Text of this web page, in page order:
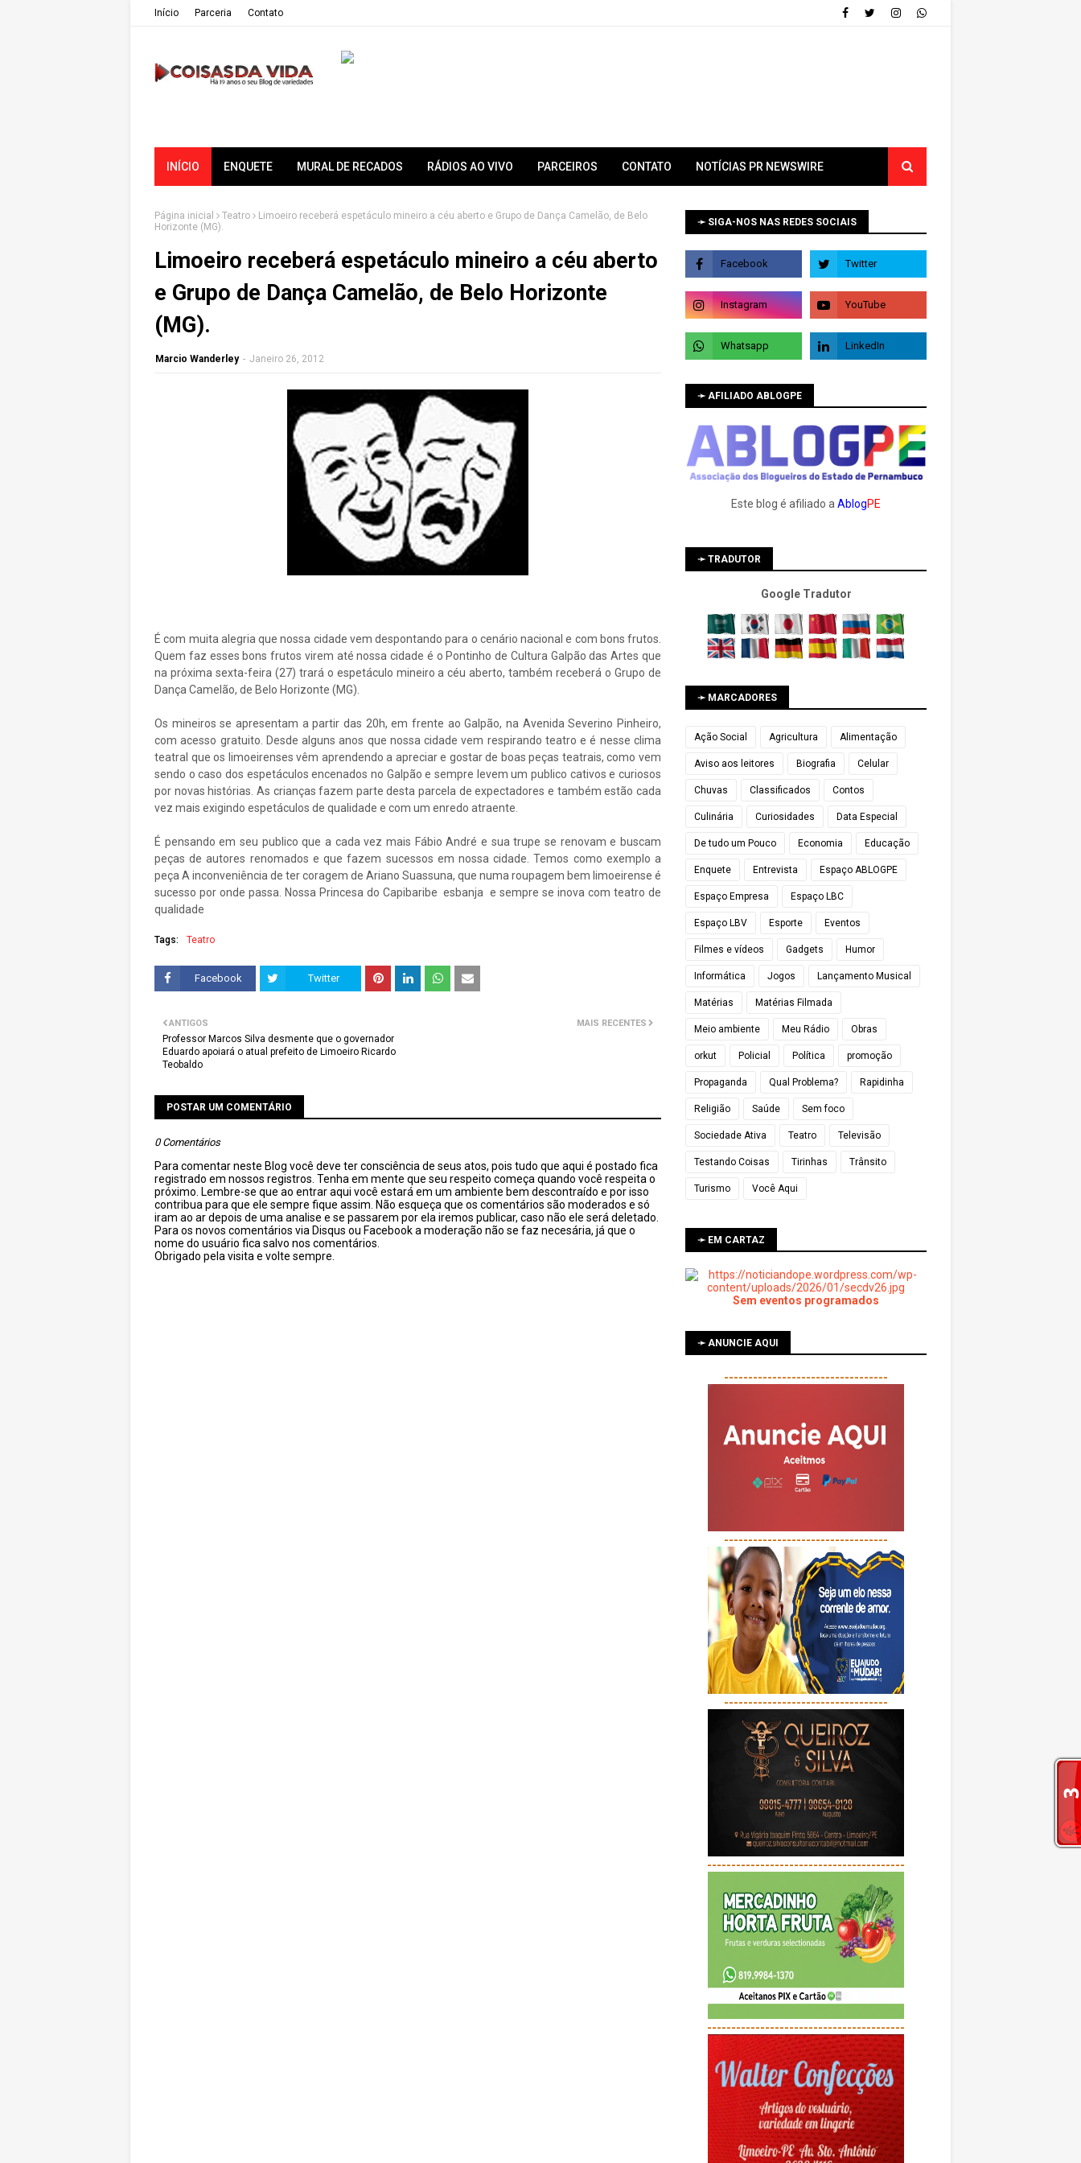
Iní­cio Parceria Contato
INÍCIO ENQUETE MURAL DE RECADOS RÁDIOS AO VIVO PARCEIROS CONTATO NOTÍCIAS PR NEWSWIRE
Página inicial Teatro
Limoeiro receberá espetáculo mineiro a céu aberto e Grupo de Dança Camelão, de Belo
Horizonte (MG).
Limoeiro receberá espetáculo mineiro a céu aberto
e Grupo de Dança Camelão, de Belo Horizonte
(MG).
Marcio Wanderley - Janeiro 26, 2012
É com muita alegria que nossa cidade vem despontando para o cenário nacional e com bons frutos.
Quem faz esses bons frutos virem até nossa cidade é o Pontinho de Cultura Galpão das Artes que
na próxima sexta-feira (27) trará o espetáculo mineiro a céu aberto, também receberá o Grupo de
Dança Camelão, de Belo Horizonte (MG).
Os mineiros se apresentam a partir das 20h, em frente ao Galpão, na Avenida Severino Pinheiro,
com acesso gratuito. Desde alguns anos que nossa cidade vem respirando teatro e é nesse clima
teatral que os limoeirenses vêm aprendendo a apreciar e gostar de boas peças teatrais, como vem
sendo o caso dos espetáculos encenados no Galpão e sempre levem um publico cativos e curiosos
por novas histórias. As crianças fazem parte desta parcela de expectadores e também estão cada
vez mais exigindo espetáculos de qualidade e com um enredo atraente.
É pensando em seu publico que a cada vez mais Fábio André e sua trupe se renovam e buscam
peças de autores renomados e que fazem sucessos em nossa cidade. Temos como exemplo a
peça A inconveniência de ter coragem de Ariano Suassuna, que numa roupagem bem limoeirense é
sucesso por onde passa. Nossa Princesa do Capibaribe esbanja e sempre se inova com teatro de
qualidade
Tags: Teatro
Facebook Twitter
MAIS RECENTES
ANTIGOS
Professor Marcos Silva desmente que o governador
Eduardo apoiará o atual prefeito de Limoeiro Ricardo
Teobaldo
POSTAR UM COMENTÁRIO
0 Comentários
Para comentar neste Blog você deve ter consciência de seus atos, pois tudo que aqui é postado fica
registrado em nossos registros. Tenha em mente que seu respeito começa quando você respeita o
próximo. Lembre-se que ao entrar aqui você estará em um ambiente bem descontraído e por isso
contribua para que ele sempre fique assim. Não esqueça que os comentários são moderados e só
iram ao ar depois de uma analise e se passarem por ela iremos publicar, caso não ele será deletado.
Para os novos comentários via Disqus ou Facebook a moderação não se faz necesária, já que o
nome do usuário fica salvo nos comentários.
Obrigado pela visita e volte sempre.
➛ SIGA-NOS NAS REDES SOCIAIS
➛ AFILIADO ABLOGPE
Este blog é afiliado a AblogPE
➛ TRADUTOR
Google Tradutor
➛ MARCADORES
Ação Social Agricultura Alimentação
Aviso aos leitores Biografia Celular
Chuvas Classificados Contos
Culinária Curiosidades Data Especial
De tudo um Pouco Economia Educação
Enquete Entrevista Espaço ABLOGPE
Espaço Empresa Espaço LBC
Espaço LBV Esporte Eventos
Filmes e vídeos Gadgets Humor
Informática Jogos Lançamento Musical
Matérias Matérias Filmada
Meio ambiente Meu Rádio Obras
orkut Policial Política promoção
Propaganda Qual Problema? Rapidinha
Religião Saúde Sem foco
Sociedade Ativa Teatro Televisão
Testando Coisas Tirinhas Trânsito
Turismo Você Aqui
➛ EM CARTAZ
Sem eventos programados
➛ ANUNCIE AQUI
----------------------------------
----------------------------------
----------------------------------
-----------------------------------------
-----------------------------------------